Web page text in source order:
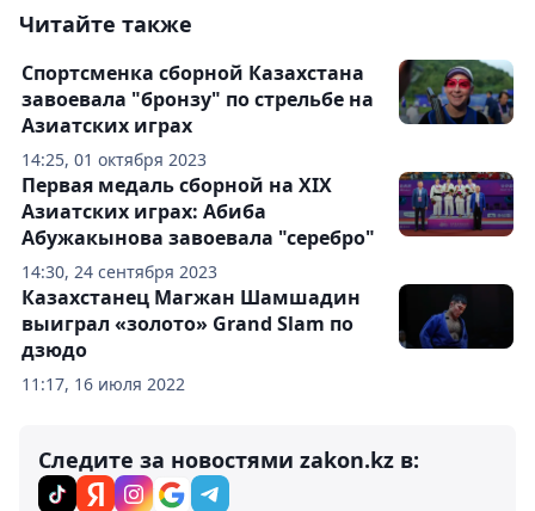
Читайте также
14:25, 01 октября 2023
Спортсменка сборной Казахстана
завоевала "бронзу" по стрельбе на
Азиатских играх
14:30, 24 сентября 2023
Первая медаль сборной на ХІХ
Азиатских играх: Абиба
Абужакынова завоевала "серебро"
11:17, 16 июля 2022
Казахстанец Магжан Шамшадин
выиграл «золото» Grand Slam по
дзюдо
Следите за новостями zakon.kz в: